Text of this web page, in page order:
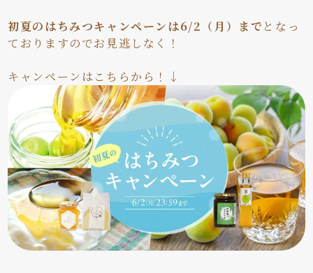
初夏のはちみつキャンペーンは6/2（月）まで となっ
ておりますのでお見逃しなく！
キャンペーンはこちらから！↓